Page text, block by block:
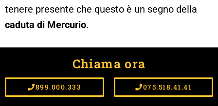
tenere presente che questo è un segno della
caduta di Mercurio.
visto qui, e può essereconfuso, strano
profondamente impegnativo per la capacità di
Chiama ora
899.000.333 075.518.41.41